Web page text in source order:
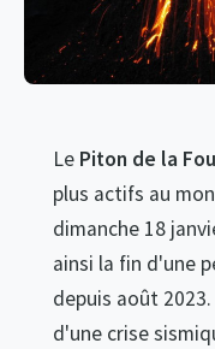
Le Piton de la
plus actifs au
dimanche 18
ainsi la fin d'une
depuis août
d'une crise